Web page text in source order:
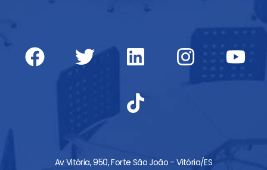
F
a
T
w
t
r
L
i
k
i
I
n
s
r
Y
o
T
i
t
Av Vitória, 950, Forte São João - Vitória/ES